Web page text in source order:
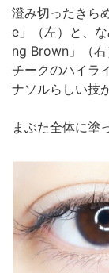
澄み切ったきら
e」（左）と、
ng Brown」（右
チークのハイラ
ナソルらしい技
まぶた全体に塗